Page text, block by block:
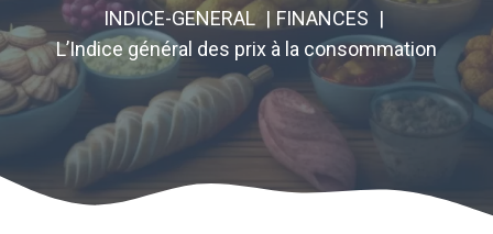
INDICE-GENERAL
FINANCES
L’Indice général des prix à la consommation